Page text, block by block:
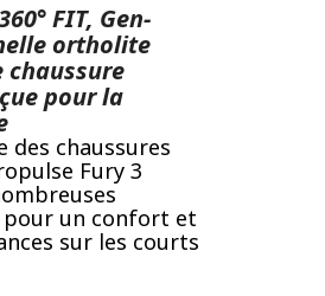
FIT, Gen-
ortholite
chaussure
pour la
des chaussures
Fury 3
pour un confort et
sur les courts